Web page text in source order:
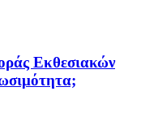
Εκθεσιακών